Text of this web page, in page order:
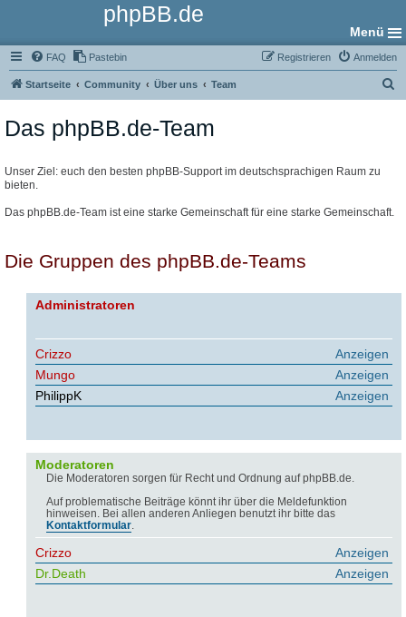
phpBB.de
Menü
FAQ Pastebin Anmelden
Registrieren
Startseite Community Über uns Team
Das phpBB.de-Team
Unser Ziel: euch den besten phpBB-Support im deutschsprachigen Raum zu
bieten.
Das phpBB.de-Team ist eine starke Gemeinschaft für eine starke Gemeinschaft.
Die Gruppen des phpBB.de-Teams
Administratoren
Anzeigen
Crizzo
Anzeigen
Mungo
Anzeigen
PhilippK
Moderatoren
Die Moderatoren sorgen für Recht und Ordnung auf phpBB.de.
Auf problematische Beiträge könnt ihr über die Meldefunktion
hinweisen. Bei allen anderen Anliegen benutzt ihr bitte das
Kontaktformular.
Anzeigen
Crizzo
Anzeigen
Dr.Death